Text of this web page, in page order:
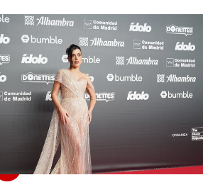
de marzo de 2023, 09:44
Flipboard